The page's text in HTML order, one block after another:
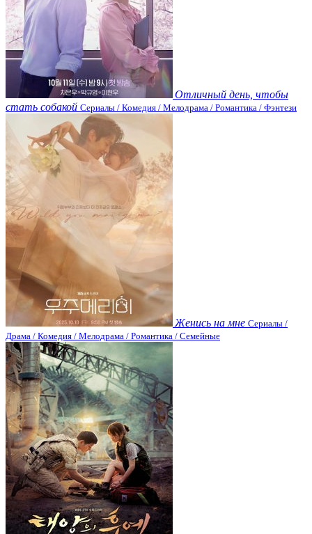
Отличный день, чтобы
стать собакой Сериалы / Комедия / Мелодрама / Романтика / Фэнтези
Женись на мне Сериалы /
Драма / Комедия / Мелодрама / Романтика / Семейные